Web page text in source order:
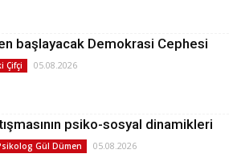
başlayacak Demokrasi Cephesi
Çifçi 05.08.2026
psiko-sosyal dinamikleri
Gül Dümen 05.08.2026